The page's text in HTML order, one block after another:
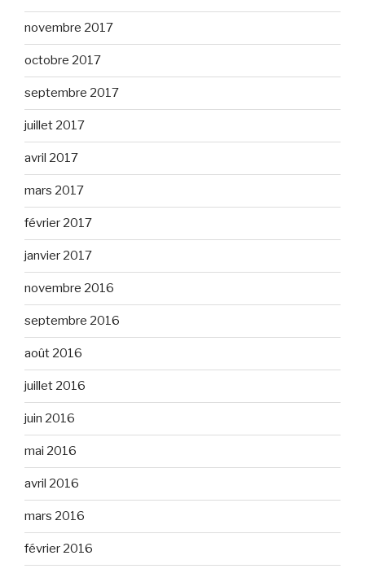
novembre 2017
octobre 2017
septembre 2017
juillet 2017
avril 2017
mars 2017
février 2017
janvier 2017
novembre 2016
septembre 2016
août 2016
juillet 2016
juin 2016
mai 2016
avril 2016
mars 2016
février 2016